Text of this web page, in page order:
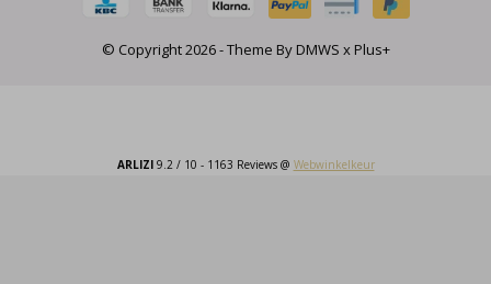
© Copyright2026- Theme ByDMWS xPlus+
ARLIZI9.2/ 10 - 1163 Reviews @ Webwinkelkeur